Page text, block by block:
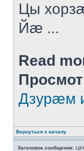
Цы
Йæ ...
Read
Дзурæм
Вернуться к началу
Заголовок сообщения: